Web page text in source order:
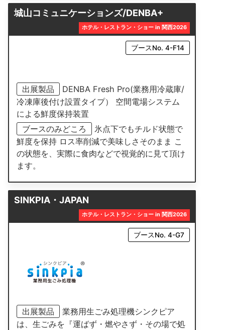
城山コミュニケーションズ/DENBA+
ホテル・レストラン・ショー in 関西2026
ブースNo. 4-F14
出展製品
DENBA Fresh Pro(業務用冷蔵庫/
冷凍庫後付け設置タイプ） 空間電場システム
による鮮度保持装置
ブースのみどころ
氷点下でもチルド状態で
鮮度を保持 ロス率削減で美味しさそのまま こ
の状態を、実際に食肉などで視覚的に見て頂け
ます。
SINKPIA・JAPAN
ホテル・レストラン・ショー in 関西2026
ブースNo. 4-G7
出展製品
業務用生ごみ処理機シンクピア
は、生ごみを『運ばず・燃やさず・その場で処